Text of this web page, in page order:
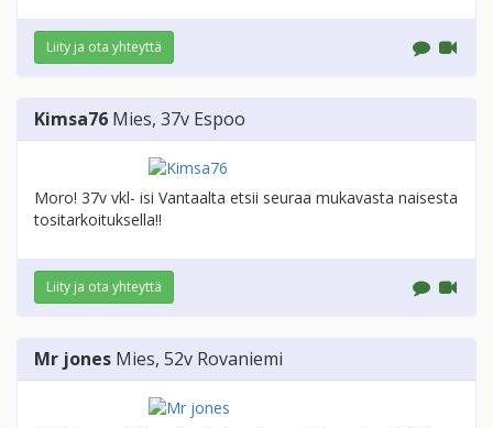
Liity ja ota yhteyttä
Kimsa76 Mies, 37v Espoo
Moro! 37v vkl- isi Vantaalta etsii seuraa mukavasta naisesta
tositarkoituksella!!
Liity ja ota yhteyttä
Mr jones Mies, 52v Rovaniemi